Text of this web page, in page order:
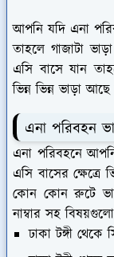
আপনি যদি এনা
তাহলে গাজাটা
এসি বাসে যান
ভিন্ন ভিন্ন ভাড়া
এনা পরিবহন
এনা পরিবহনে
এসি বাসের ক্ষেত্রে
কোন কোন রুটে
নাম্বার সহ
ঢাকা টঙ্গী